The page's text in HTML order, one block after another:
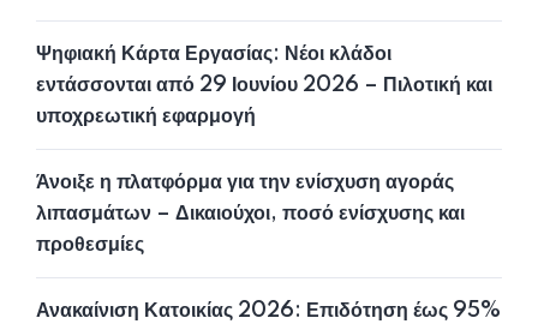
Ψηφιακή Κάρτα Εργασίας: Νέοι κλάδοι
εντάσσονται από 29 Ιουνίου 2026 – Πιλοτική και
υποχρεωτική εφαρμογή
Άνοιξε η πλατφόρμα για την ενίσχυση αγοράς
λιπασμάτων – Δικαιούχοι, ποσό ενίσχυσης και
προθεσμίες
Ανακαίνιση Κατοικίας 2026: Επιδότηση έως 95%